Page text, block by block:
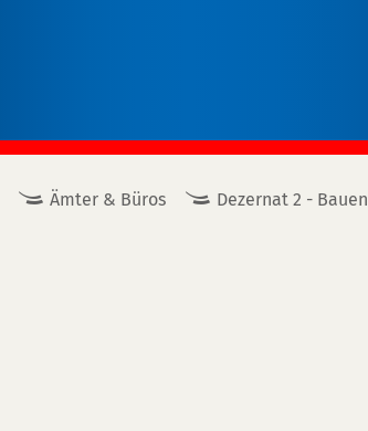
Ämter & Büros Dezernat 2 - Bauen